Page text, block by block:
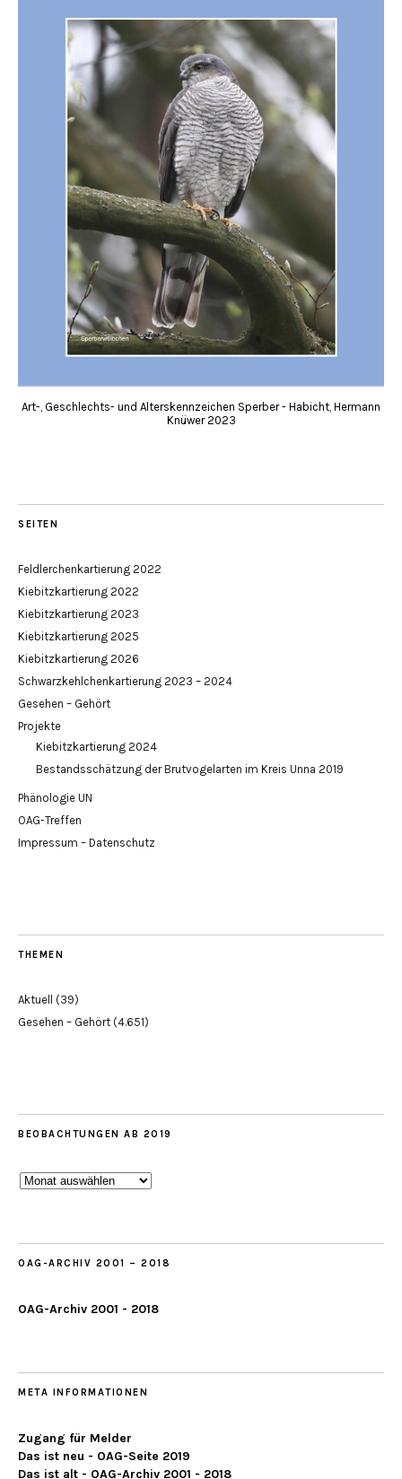
Art-, Geschlechts- und Alterskennzeichen Sperber - Habicht, Hermann
Knüwer 2023
SEITEN
Feldlerchenkartierung 2022
Kiebitzkartierung 2022
Kiebitzkartierung 2023
Kiebitzkartierung 2025
Kiebitzkartierung 2026
Schwarzkehlchenkartierung 2023 – 2024
Gesehen – Gehört
Projekte
Kiebitzkartierung 2024
Bestandsschätzung der Brutvogelarten im Kreis Unna 2019
Phänologie UN
OAG-Treffen
Impressum – Datenschutz
THEMEN
Aktuell (39)
Gesehen – Gehört (4.651)
BEOBACHTUNGEN AB 2019
Beobachtungen
OAG-ARCHIV 2001 – 2018
OAG-Archiv 2001 - 2018
META INFORMATIONEN
Zugang für Melder
Das ist neu - OAG-Seite 2019
Das ist alt - OAG-Archiv 2001 - 2018